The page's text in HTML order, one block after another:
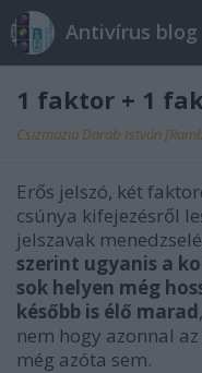
Antivírus blog
1 faktor + 1
Csizmazia Darab István
Erős jelszó, két
csúnya kifejezésről
jelszavak
szerint ugyanis a
sok helyen még
később is élő marad
nem hogy azonnal
még azóta sem.